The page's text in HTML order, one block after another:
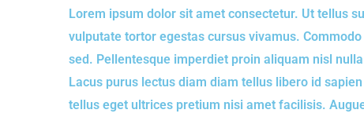
Lorem ipsum dolor sit amet consectetur. Ut tellus
vulputate tortor egestas cursus vivamus.
sed. Pellentesque imperdiet proin aliquam nisl
Lacus purus lectus diam diam tellus libero id
tellus eget ultrices pretium nisi amet facilisis.